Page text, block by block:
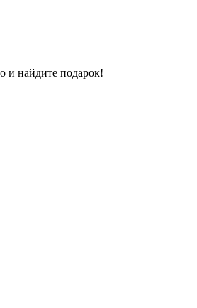
и найдите подарок!